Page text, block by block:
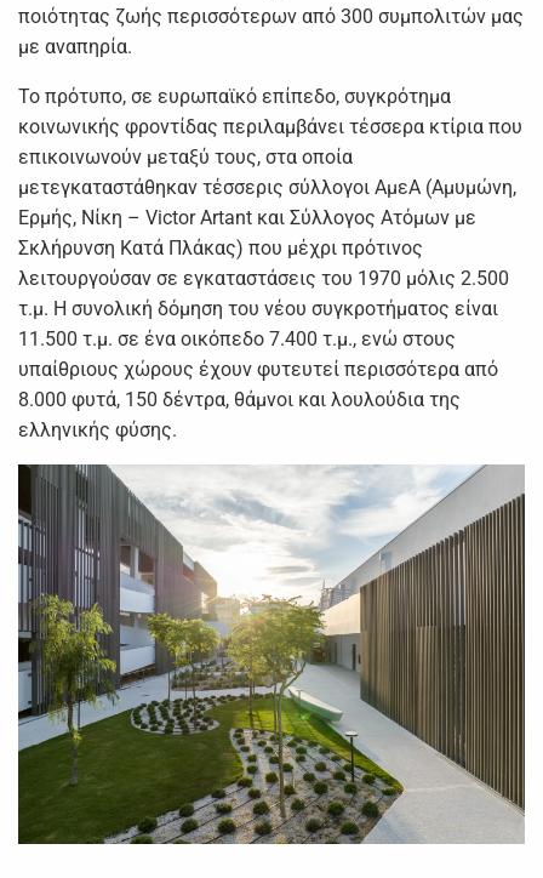
ποιότητας ζωής περισσότερων από 300 συμπολιτών μας
με αναπηρία.
Το πρότυπο, σε ευρωπαϊκό επίπεδο, συγκρότημα
κοινωνικής φροντίδας περιλαμβάνει τέσσερα κτίρια που
επικοινωνούν μεταξύ τους, στα οποία
μετεγκαταστάθηκαν τέσσερις σύλλογοι ΑμεΑ (Αμυμώνη,
Ερμής, Νίκη – Victor Artant και Σύλλογος Ατόμων με
Σκλήρυνση Κατά Πλάκας) που μέχρι πρότινος
λειτουργούσαν σε εγκαταστάσεις του 1970 μόλις 2.500
τ.μ. Η συνολική δόμηση του νέου συγκροτήματος είναι
11.500 τ.μ. σε ένα οικόπεδο 7.400 τ.μ., ενώ στους
υπαίθριους χώρους έχουν φυτευτεί περισσότερα από
8.000 φυτά, 150 δέντρα, θάμνοι και λουλούδια της
ελληνικής φύσης.